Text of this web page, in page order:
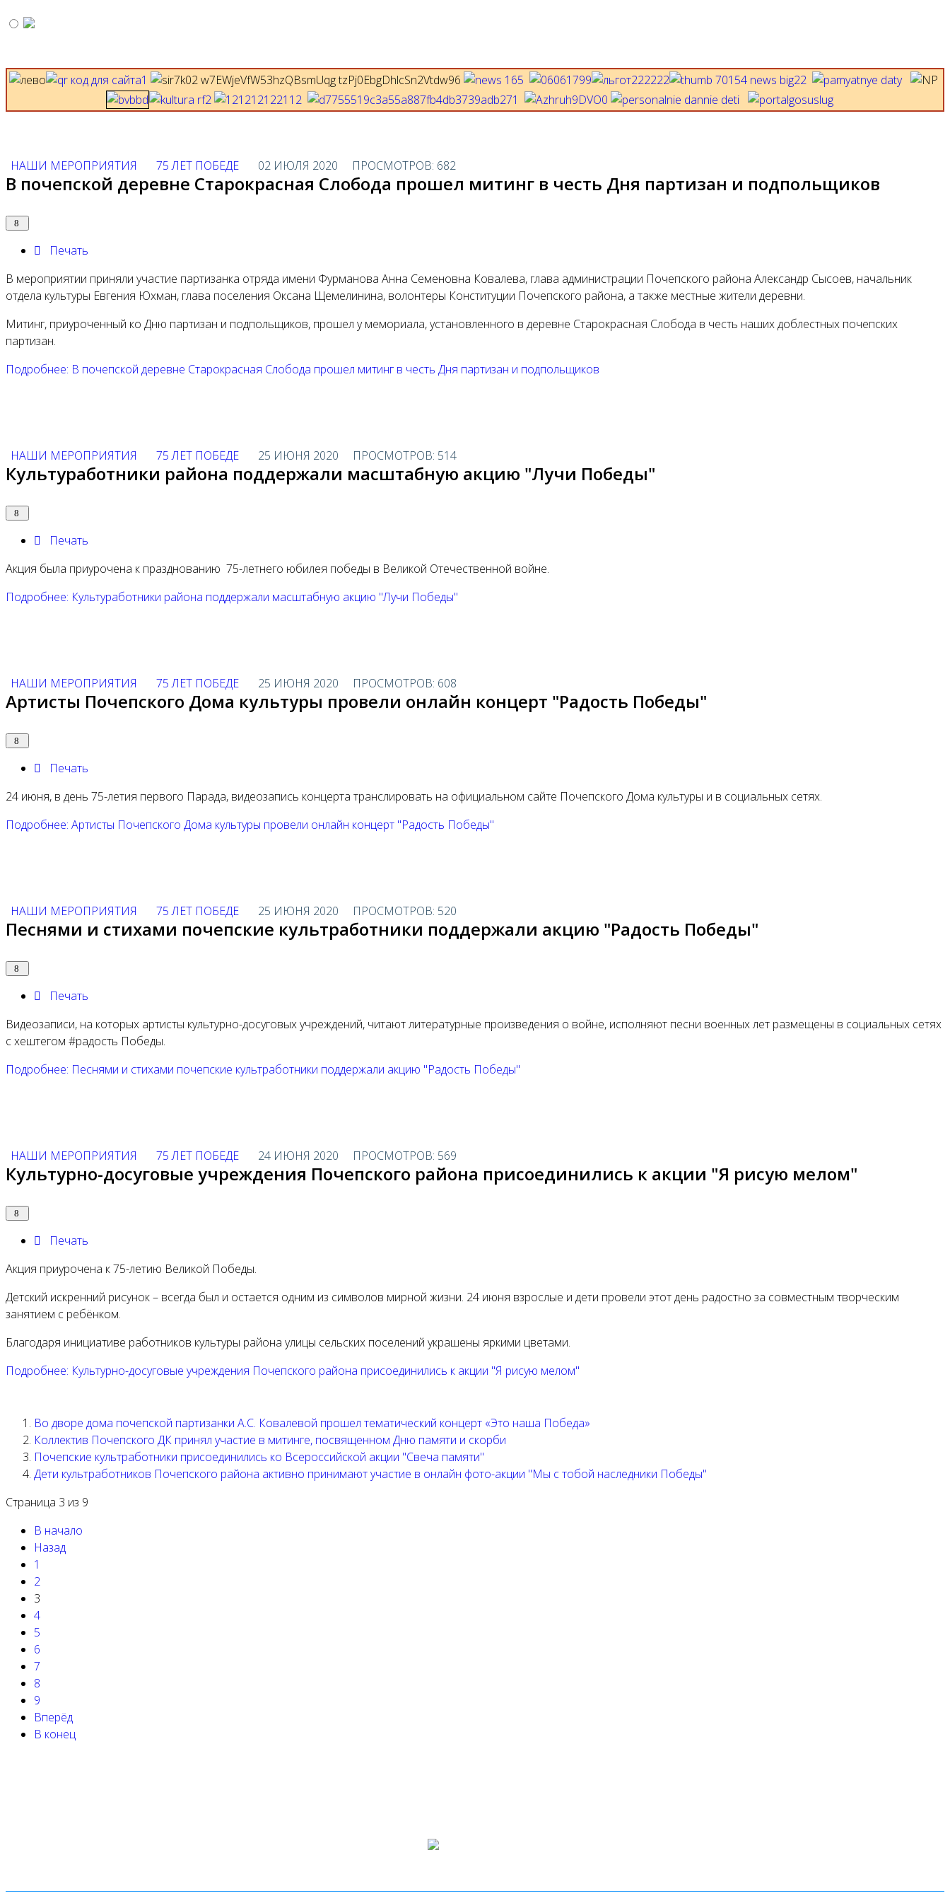
НАШИ МЕРОПРИЯТИЯ 75 ЛЕТ ПОБЕДЕ 02 ИЮЛЯ 2020 ПРОСМОТРОВ: 682
В почепской деревне Старокрасная Слобода прошел митинг в честь Дня партизан и подпольщиков
Печать
В мероприятии приняли участие партизанка отряда имени Фурманова Анна Семеновна Ковалева, глава администрации Почепского района Александр Сысоев, начальник
отдела культуры Евгения Юхман, глава поселения Оксана Щемелинина, волонтеры Конституции Почепского района, а также местные жители деревни.
Митинг, приуроченный ко Дню партизан и подпольщиков, прошел у мемориала, установленного в деревне Старокрасная Слобода в честь наших доблестных почепских
партизан.
Подробнее: В почепской деревне Старокрасная Слобода прошел митинг в честь Дня партизан и подпольщиков
НАШИ МЕРОПРИЯТИЯ 75 ЛЕТ ПОБЕДЕ 25 ИЮНЯ 2020 ПРОСМОТРОВ: 514
Культуработники района поддержали масштабную акцию "Лучи Победы"
Печать
Акция была приурочена к празднованию 75-летнего юбилея победы в Великой Отечественной войне.
Подробнее: Культуработники района поддержали масштабную акцию "Лучи Победы"
НАШИ МЕРОПРИЯТИЯ 75 ЛЕТ ПОБЕДЕ 25 ИЮНЯ 2020 ПРОСМОТРОВ: 608
Артисты Почепского Дома культуры провели онлайн концерт "Радость Победы"
Печать
24 июня, в день 75-летия первого Парада, видеозапись концерта транслировать на официальном сайте Почепского Дома культуры и в социальных сетях.
Подробнее: Артисты Почепского Дома культуры провели онлайн концерт "Радость Победы"
НАШИ МЕРОПРИЯТИЯ 75 ЛЕТ ПОБЕДЕ 25 ИЮНЯ 2020 ПРОСМОТРОВ: 520
Песнями и стихами почепские культработники поддержали акцию "Радость Победы"
Печать
Видеозаписи, на которых артисты культурно-досуговых учреждений, читают литературные произведения о войне, исполняют песни военных лет размещены в социальных сетях
с хештегом #радость Победы.
Подробнее: Песнями и стихами почепские культработники поддержали акцию "Радость Победы"
НАШИ МЕРОПРИЯТИЯ 75 ЛЕТ ПОБЕДЕ 24 ИЮНЯ 2020 ПРОСМОТРОВ: 569
Культурно-досуговые учреждения Почепского района присоединились к акции "Я рисую мелом"
Печать
Акция приурочена к 75-летию Великой Победы.
Детский искренний рисунок – всегда был и остается одним из символов мирной жизни. 24 июня взрослые и дети провели этот день радостно за совместным творческим
занятием с ребёнком.
Благодаря инициативе работников культуры района улицы сельских поселений украшены яркими цветами.
Подробнее: Культурно-досуговые учреждения Почепского района присоединились к акции "Я рисую мелом"
Во дворе дома почепской партизанки А.С. Ковалевой прошел тематический концерт «Это наша Победа»
Коллектив Почепского ДК принял участие в митинге, посвященном Дню памяти и скорби
Почепские культработники присоединились ко Всероссийской акции "Свеча памяти"
Дети культработников Почепского района активно принимают участие в онлайн фото-акции "Мы с тобой наследники Победы"
Страница 3 из 9
В начало
Назад
1
2
3
4
5
6
7
8
9
Вперёд
В конец